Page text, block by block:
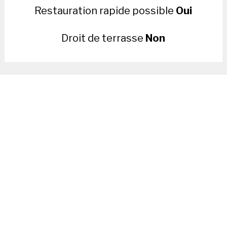
Restauration rapide possible Oui
Droit de terrasse Non